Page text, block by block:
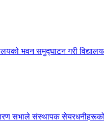
भवन समुद्घाटन गरी
संस्थापक सेयरधनीहरूको